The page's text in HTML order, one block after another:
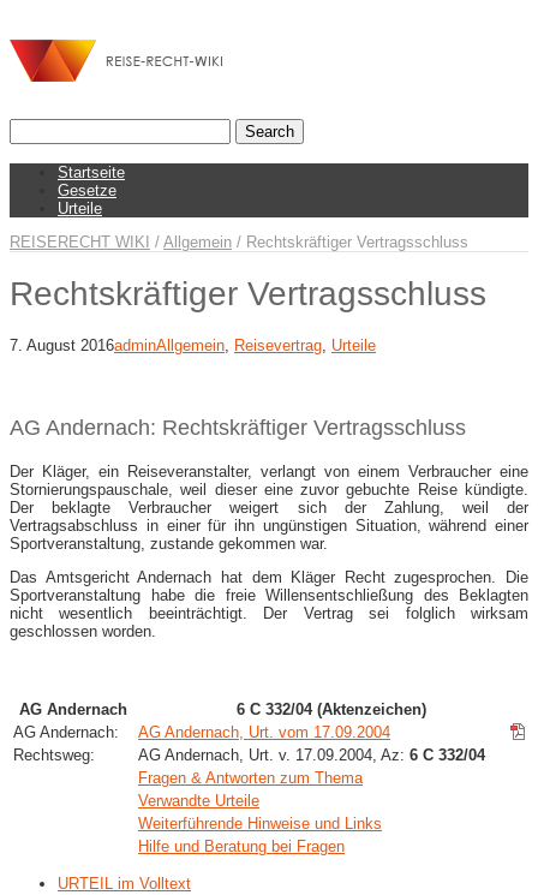
Startseite
Gesetze
Urteile
REISERECHT WIKI / Allgemein / Rechtskräftiger Vertragsschluss
Rechtskräftiger Vertragsschluss
7. August 2016adminAllgemein Reisevertrag Urteile
AG Andernach: Rechtskräftiger Vertragsschluss
Der Kläger, ein Reiseveranstalter, verlangt von einem Verbraucher eine
Stornierungspauschale, weil dieser eine zuvor gebuchte Reise kündigte.
Der beklagte Verbraucher weigert sich der Zahlung, weil der
Vertragsabschluss in einer für ihn ungünstigen Situation, während einer
Sportveranstaltung, zustande gekommen war.
Das Amtsgericht Andernach hat dem Kläger Recht zugesprochen. Die
Sportveranstaltung habe die freie Willensentschließung des Beklagten
nicht wesentlich beeinträchtigt. Der Vertrag sei folglich wirksam
geschlossen worden.
AG Andernach
6 C 332/04 (Aktenzeichen)
AG Andernach:
AG Andernach, Urt. vom 17.09.2004
Rechtsweg:
AG Andernach, Urt. v. 17.09.2004, Az: 6 C 332/04
Fragen & Antworten zum Thema
Verwandte Urteile
Weiterführende Hinweise und Links
Hilfe und Beratung bei Fragen
URTEIL im Volltext